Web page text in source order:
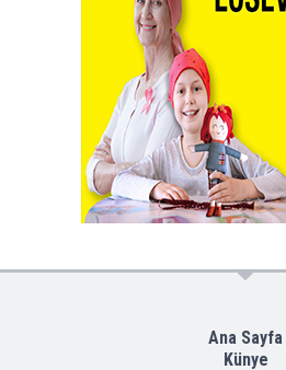
Ana Sayfa
Künye